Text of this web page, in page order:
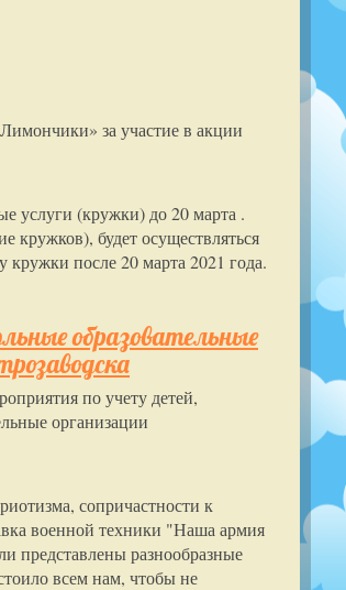
за участие в акции
услуги (кружки) до 20 марта .
кружков), будет осуществляться
после 20 марта 2021 года.
образовательные
по учету детей,
организации
сопричастности к
военной техники "Наша армия
представлены разнообразные
всем нам, чтобы не